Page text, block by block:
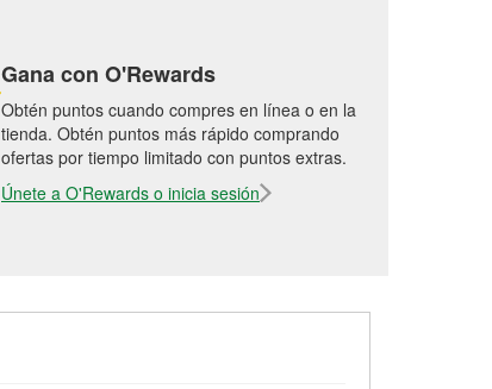
Gana con O'Rewards
Obtén puntos cuando compres en línea o en la
tienda. Obtén puntos más rápido comprando
ofertas por tiempo limitado con puntos extras.
Únete a O'Rewards o inicia sesión